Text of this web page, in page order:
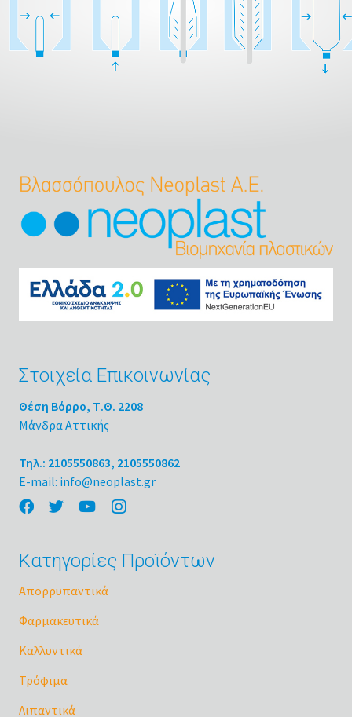
Στοιχεία Επικοινωνίας
Θέση Βόρρο, Τ.Θ. 2208
Μάνδρα Αττικής
Τηλ.: 2105550863, 2105550862
E-mail: info@neoplast.gr
Κατηγορίες Προϊόντων
Απορρυπαντικά
Φαρμακευτικά
Καλλυντικά
Τρόφιμα
Λιπαντικά